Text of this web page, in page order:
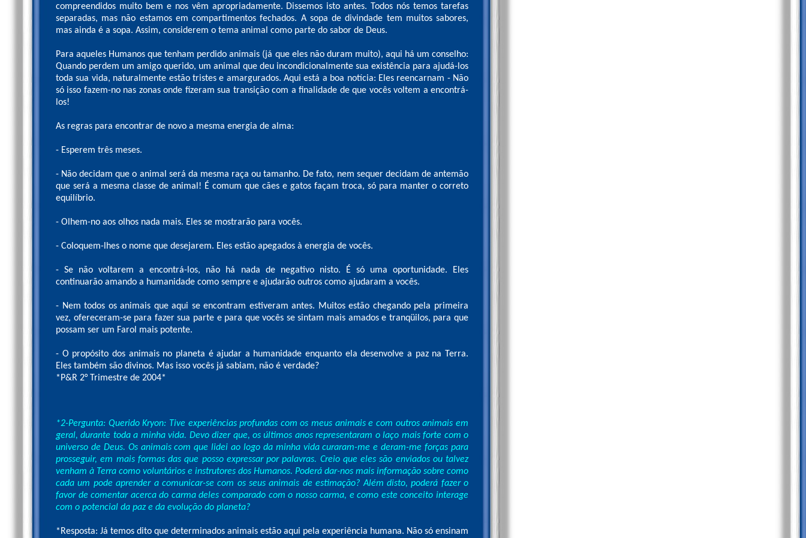
compreendidos muito bem e nos vêm apropriadamente. Dissemos isto antes. Todos nós temos tarefas
separadas, mas não estamos em compartimentos fechados. A sopa de divindade tem muitos sabores,
mas ainda é a sopa. Assim, considerem o tema animal como parte do sabor de Deus.
Para aqueles Humanos que tenham perdido animais (já que eles não duram muito), aqui há um conselho:
Quando perdem um amigo querido, um animal que deu incondicionalmente sua existência para ajudá-los
toda sua vida, naturalmente estão tristes e amargurados. Aqui está a boa notícia: Eles reencarnam - Não
só isso fazem-no nas zonas onde fizeram sua transição com a finalidade de que vocês voltem a encontrá-
los!
As regras para encontrar de novo a mesma energia de alma:
- Esperem três meses.
- Não decidam que o animal será da mesma raça ou tamanho. De fato, nem sequer decidam de antemão
que será a mesma classe de animal! É comum que cães e gatos façam troca, só para manter o correto
equilíbrio.
- Olhem-no aos olhos nada mais. Eles se mostrarão para vocês.
- Coloquem-lhes o nome que desejarem. Eles estão apegados à energia de vocês.
- Se não voltarem a encontrá-los, não há nada de negativo nisto. É só uma oportunidade. Eles
continuarão amando a humanidade como sempre e ajudarão outros como ajudaram a vocês.
- Nem todos os animais que aqui se encontram estiveram antes. Muitos estão chegando pela primeira
vez, ofereceram-se para fazer sua parte e para que vocês se sintam mais amados e tranqüilos, para que
possam ser um Farol mais potente.
- O propósito dos animais no planeta é ajudar a humanidade enquanto ela desenvolve a paz na Terra.
Eles também são divinos. Mas isso vocês já sabiam, não é verdade?
*P&R 2° Trimestre de 2004*
*2-Pergunta: Querido Kryon: Tive experiências profundas com os meus animais e com outros animais em
geral, durante toda a minha vida. Devo dizer que, os últimos anos representaram o laço mais forte com o
universo de Deus. Os animais com que lidei ao logo da minha vida curaram-me e deram-me forças para
prosseguir, em mais formas das que posso expressar por palavras. Creio que eles são enviados ou talvez
venham à Terra como voluntários e instrutores dos Humanos. Poderá dar-nos mais informação sobre como
cada um pode aprender a comunicar-se com os seus animais de estimação? Além disto, poderá fazer o
favor de comentar acerca do carma deles comparado com o nosso carma, e como este conceito interage
com o potencial da paz e da evolução do planeta?
*Resposta: Já temos dito que determinados animais estão aqui pela experiência humana. Não só ensinam